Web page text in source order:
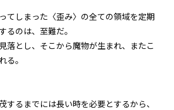
第六話 チャーシュー丼と〈管理
者〉様の像
二章 【マモのグルメ】と迷宮攻略
大作戦
てしまった〈歪み〉の全ての領域を定期
るのは、至難だ。
落とし、そこから魔物が生まれ、またこ
る。
するまでには長い時を必要とするから、